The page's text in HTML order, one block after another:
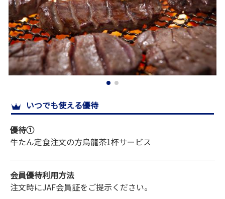
マイページ
会員優待のご利用方法
サイトマップ
いつでも使える優待
優待①
牛たん定食注文の方烏龍茶1杯サービス
会員優待利用方法
注文時にJAF会員証をご提示ください。